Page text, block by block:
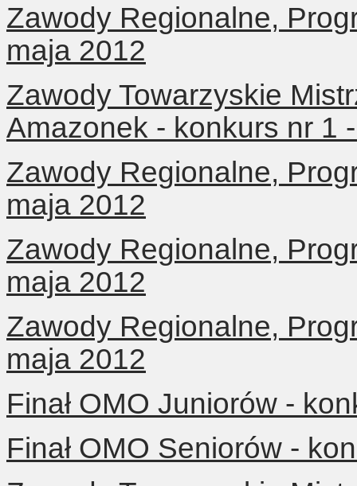
Zawody Regionalne,
maja 2012
Zawody Towarzyskie
Amazonek - konkurs nr 1
Zawody Regionalne,
maja 2012
Zawody Regionalne,
maja 2012
Zawody Regionalne,
maja 2012
Finał OMO Juniorów -
Finał OMO Seniorów -